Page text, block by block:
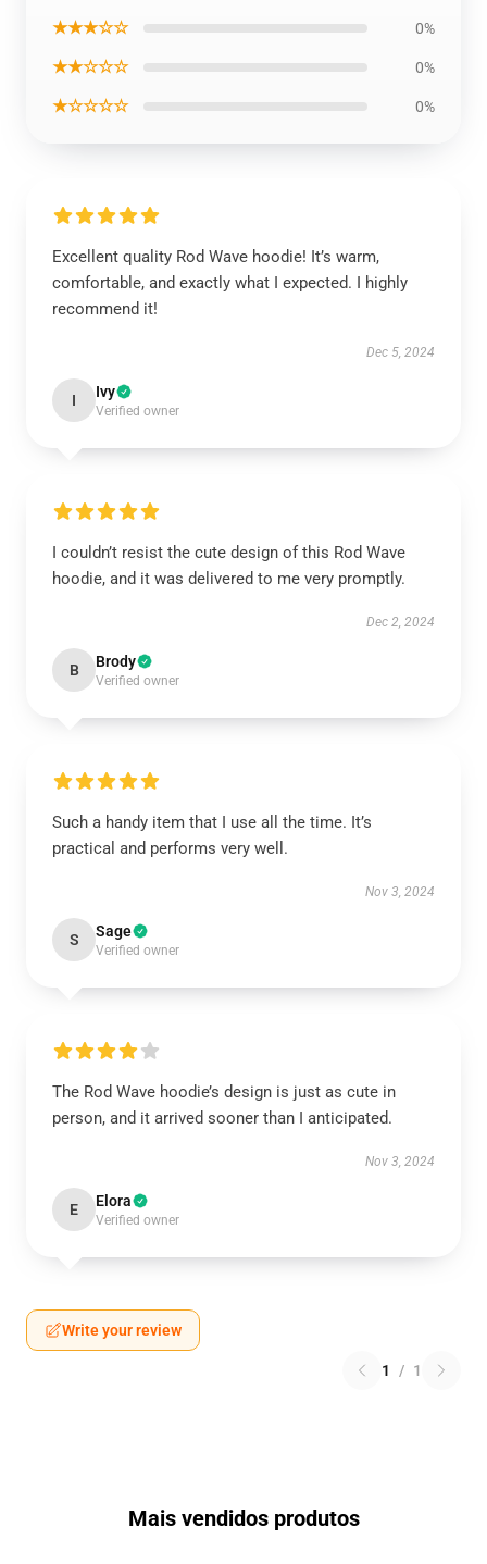
★★★☆☆ 0%
★★☆☆☆ 0%
★☆☆☆☆ 0%
Excellent quality Rod Wave hoodie! It’s warm,
comfortable, and exactly what I expected. I highly
recommend it!
Dec 5, 2024
I Ivy
Verified owner
I couldn’t resist the cute design of this Rod Wave
hoodie, and it was delivered to me very promptly.
Dec 2, 2024
B Brody
Verified owner
Such a handy item that I use all the time. It’s
practical and performs very well.
Nov 3, 2024
S Sage
Verified owner
The Rod Wave hoodie’s design is just as cute in
person, and it arrived sooner than I anticipated.
Nov 3, 2024
E Elora
Verified owner
Write your review
1 / 1
Mais vendidos produtos